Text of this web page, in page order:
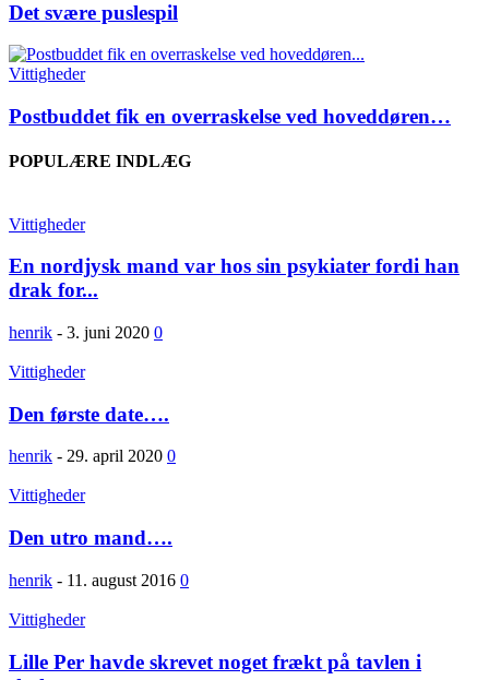
Det svære puslespil
Vittigheder
Postbuddet fik en overraskelse ved hoveddøren…
POPULÆRE INDLÆG
Vittigheder
En nordjysk mand var hos sin psykiater fordi han
drak for...
henrik - 3. juni 2020 0
Vittigheder
Den første date….
henrik - 29. april 2020 0
Vittigheder
Den utro mand….
henrik - 11. august 2016 0
Vittigheder
Lille Per havde skrevet noget frækt på tavlen i